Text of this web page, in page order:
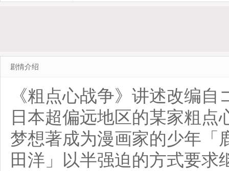
剧情介绍
《粗点心战争》讲述改编
日本超偏远地区的某家粗
梦想著成为漫画家的少年「
田洋」以半强迫的方式要求